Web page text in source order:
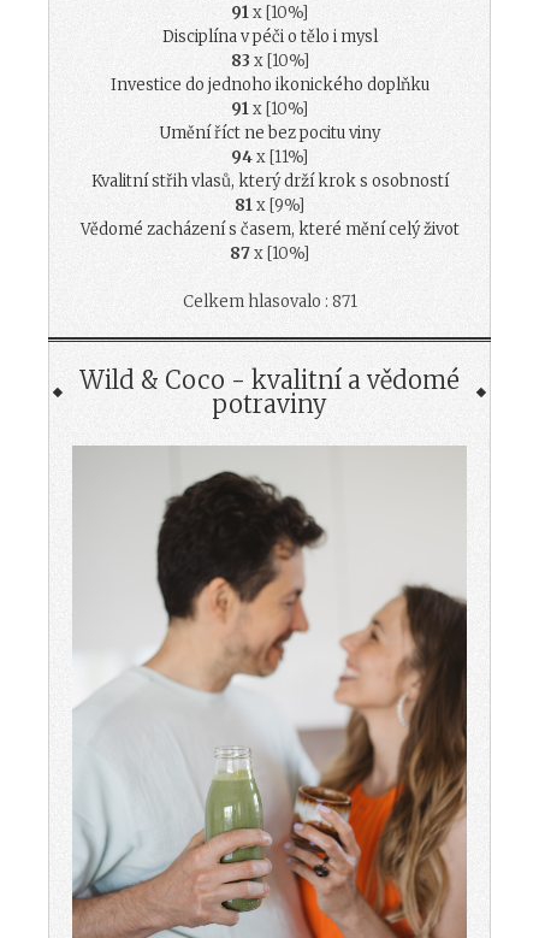
91x [10%]
Disciplína v péči o tělo i mysl
83 x [10%]
Investice do jednoho ikonického doplňku
91x [10%]
Umění říct ne bez pocitu viny
94x [11%]
Kvalitní střih vlasů, který drží krok s osobností
81x [9%]
Vědomé zacházení s časem, které mění celý život
87x [10%]
Celkem hlasovalo : 871
Wild & Coco - kvalitní a vědomé
potraviny